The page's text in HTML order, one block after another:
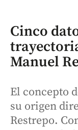
Cinco
Manuel
El concepto
su origen
Restrepo.